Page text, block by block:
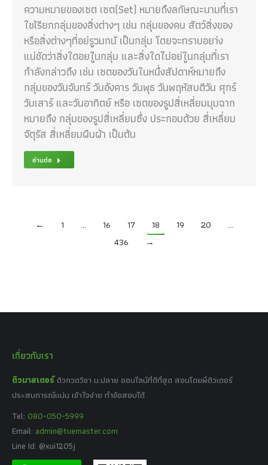
ความหมายของเซต เซต(Set) หมายถึงลกัษณะนามที่เรา
ใชเ้รียกกลุ่มของสิ่งต่างๆ เช่น กลุ่มของคน สัตว์สิ่งของ
หรือสิ่งต่างๆที่อย่รูวมกนั เป็นกลุ่ม โดยจะทราบอยา่ง
แน่ชัดว่าสิ่งใดอยใู่นกลุ่ม และสิ่งใดไม่อย่ใูนกลุ่มที่เรา
กำลังกล่าวถึง เช่น เซตของวันในหนึ่งสัปดาห์หมายถึง
กลุ่มของวันจันทร์ วันอังคาร วันพุธ วันพฤหัสบดีวัน ศุกร์
วันเสาร์ และวันอาทิตย์ หรือ เซตของรูปสี่เหลี่ยมมุมฉาก
หมายถึง กลุ่มของรูปสี่เหลี่ยมซึ่ง ประกอบด้วย สี่เหลี่ยม
จัตุรัส สี่เหลี่ยมผืนผ้า เป็นต้น
อ่านต่อ
← 1 … 16 17 18 19 20
…
436
→
เกี่ยวกับเรา
ติวมาสเตอร์ ติวกวดวิชา ม.ปลาย ออนไลน์ที่ดีที่สุด สอนโดยพี่ติวเตอร์
ประสบการณ์แน่น เข้าใจง่าย ทำข้อสอบได้
Tel: 080-050-5999
Email: admin@tuemaster.com
Line Id: @xui1205j